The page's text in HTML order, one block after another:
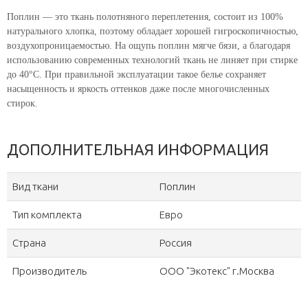
Поплин — это ткань полотняного переплетения, состоит из 100%
натурального хлопка, поэтому обладает хорошей гигроскопичностью,
воздухопроницаемостью. На ощупь поплин мягче бязи, а благодаря
использованию современных технологий ткань не линяет при стирке
до 40°C. При правильной эксплуатации такое белье сохраняет
насыщенность и яркость оттенков даже после многочисленных
стирок.
ДОПОЛНИТЕЛЬНАЯ ИНФОРМАЦИЯ
Вид ткани Поплин
Тип комплекта Евро
Страна Россия
Производитель ООО "Экотекс" г.Москва